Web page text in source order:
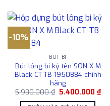
-10%
BÚT BI
Bút lông bi ký tên SON X M
Black CT TB 1950884 chính
hãng
5.980.000₫ Giá
5.400.000₫Giá
hiện